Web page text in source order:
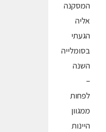
המסקנה
אליה
הגעתי
בסומלייה
השנה
–
לפחות
ממגוון
היינות